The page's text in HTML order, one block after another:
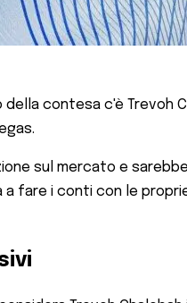
contesa c'è Trevoh
sul mercato e
fare i conti con le